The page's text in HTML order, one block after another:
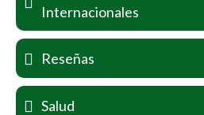
Internacionales
Reseñas
Salud